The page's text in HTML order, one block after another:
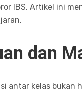
IBS. Artikel ini
dan
antar kelas